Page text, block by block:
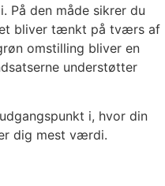
På den måde sikrer du
bliver tænkt på tværs af
omstilling bliver en
understøtter
i, hvor din
dig mest værdi.